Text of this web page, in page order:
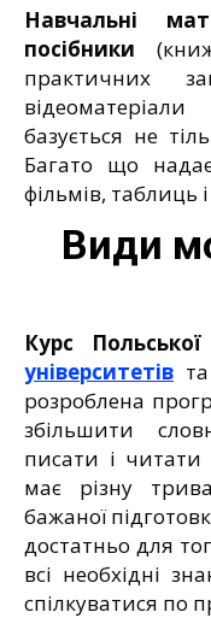
Навчальні
посібники
практичних
базується не
Багато що
фільмів, таблиць
Види
Курс
університетів
розроблена
збільшити
писати і
має різну
бажаної
достатньо для
всі необхідні
спілкуватися по